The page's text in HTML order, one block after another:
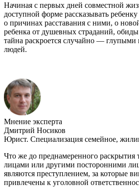
Начиная с первых дней совместной
доступной форме рассказывать
о причинах расставания с ними, о
ребенка от душевных страданий,
тайна раскроется случайно —
людей.
Мнение эксперта
Дмитрий Носиков
Юрист. Специализация семейное,
Что же до преднамеренного
лицами или другими посторонними
являются преступлением, за которые
привлечены к уголовной